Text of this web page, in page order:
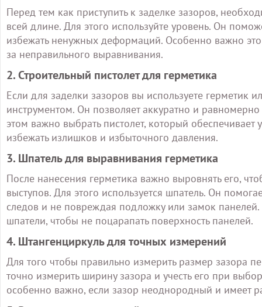
Перед тем как приступить к заделке зазоров,
всей длине. Для этого используйте уровень. Он
избежать ненужных деформаций. Особенно важно
за неправильного выравнивания.
2. Строительный пистолет для герметика
Если для заделки зазоров вы используете герметик
инструментом. Он позволяет аккуратно и
этом важно выбрать пистолет, который
избежать излишков и избыточного давления.
3. Шпатель для выравнивания герметика
После нанесения герметика важно выровнять его,
выступов. Для этого используется шпатель. Он
следов и не повреждая подложку или замок
шпатели, чтобы не поцарапать поверхность панелей.
4. Штангенциркуль для точных измерений
Для того чтобы правильно измерить размер зазора
точно измерить ширину зазора и учесть его при
особенно важно, если зазор неоднородный и имеет